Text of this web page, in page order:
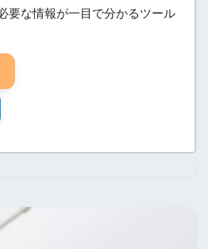
要な情報が一目で分かるツール